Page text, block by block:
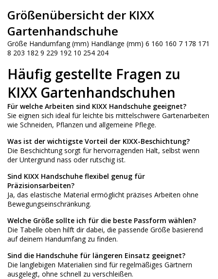
Größenübersicht der KIXX
Gartenhandschuhe
Größe Handumfang (mm) Handlänge (mm) 6 160 160 7 178 171
8 203 182 9 229 192 10 254 204
Häufig gestellte Fragen zu
KIXX Gartenhandschuhen
Für welche Arbeiten sind KIXX Handschuhe geeignet?
Sie eignen sich ideal für leichte bis mittelschwere Gartenarbeiten
wie Schneiden, Pflanzen und allgemeine Pflege.
Was ist der wichtigste Vorteil der KIXX-Beschichtung?
Die Beschichtung sorgt für hervorragenden Halt, selbst wenn
der Untergrund nass oder rutschig ist.
Sind KIXX Handschuhe flexibel genug für
Präzisionsarbeiten?
Ja, das elastische Material ermöglicht präzises Arbeiten ohne
Bewegungseinschränkung.
Welche Größe sollte ich für die beste Passform wählen?
Die Tabelle oben hilft dir dabei, die passende Größe basierend
auf deinem Handumfang zu finden.
Sind die Handschuhe für längeren Einsatz geeignet?
Die langlebigen Materialien sind für regelmäßiges Gärtnern
ausgelegt, ohne schnell zu verschleißen.